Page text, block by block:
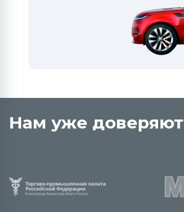
Нам уже доверяют